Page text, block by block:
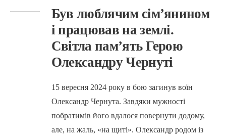
Був люблячим сім’янином
і працював на землі.
Світла пам’ять Герою
Олександру Чернуті
15 вересня 2024 року в бою загинув воїн
Олександр Чернута. Завдяки мужності
побратимів його вдалося повернути додому,
але, на жаль, «на щиті». Олександр родом із